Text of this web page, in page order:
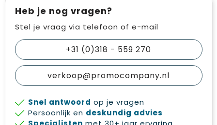
Heb je nog vragen?
Stel je vraag via telefoon of e-mail
+31 (0)318 - 559 270
verkoop@promocompany.nl
Snel antwoord op je vragen
Persoonlijk en deskundig advies